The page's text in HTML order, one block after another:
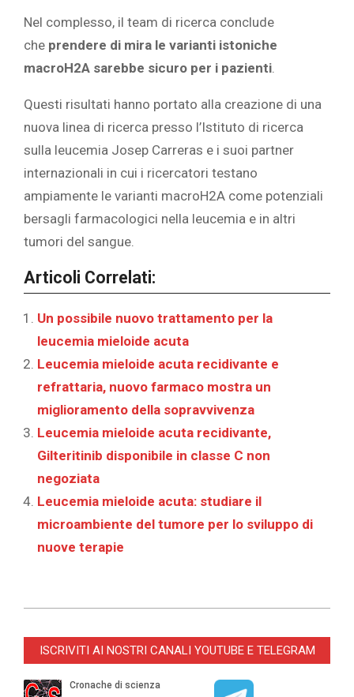
Nel complesso, il team di ricerca conclude
che prendere di mira le varianti istoniche
macroH2A sarebbe sicuro per i pazienti
Questi risultati hanno portato alla creazione di una
nuova linea di ricerca presso l’Istituto di ricerca
sulla leucemia Josep Carreras e i suoi partner
internazionali in cui i ricercatori testano
ampiamente le varianti macroH2A come potenziali
bersagli farmacologici nella leucemia e in altri
tumori del sangue.
Articoli Correlati:
Un possibile nuovo trattamento per la
leucemia mieloide acuta
Leucemia mieloide acuta recidivante e
refrattaria, nuovo farmaco mostra un
miglioramento della sopravvivenza
Leucemia mieloide acuta recidivante,
Gilteritinib disponibile in classe C non
negoziata
Leucemia mieloide acuta: studiare il
microambiente del tumore per lo sviluppo di
nuove terapie
11-
ISCRIVITI AI NOSTRI CANALI YOUTUBE E TELEGRAM